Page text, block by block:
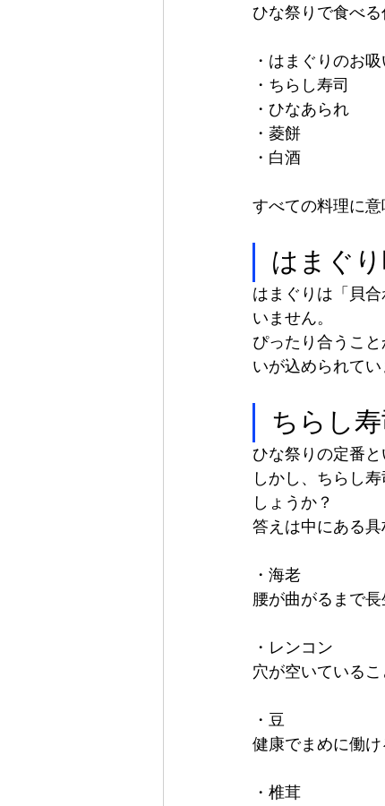
ひな祭りで食べ
・はまぐりのお
・ちらし寿司
・ひなあられ
・菱餅
・白酒
すべての料理に意
はまぐ
はまぐりは「貝
いません。
ぴったり合うこ
いが込められてい
ちらし寿
ひな祭りの定番と
しかし、ちらし
しょうか？
答えは中にある具
・海老
腰が曲がるまで
・レンコン
穴が空いている
・豆
健康でまめに働け
・椎茸